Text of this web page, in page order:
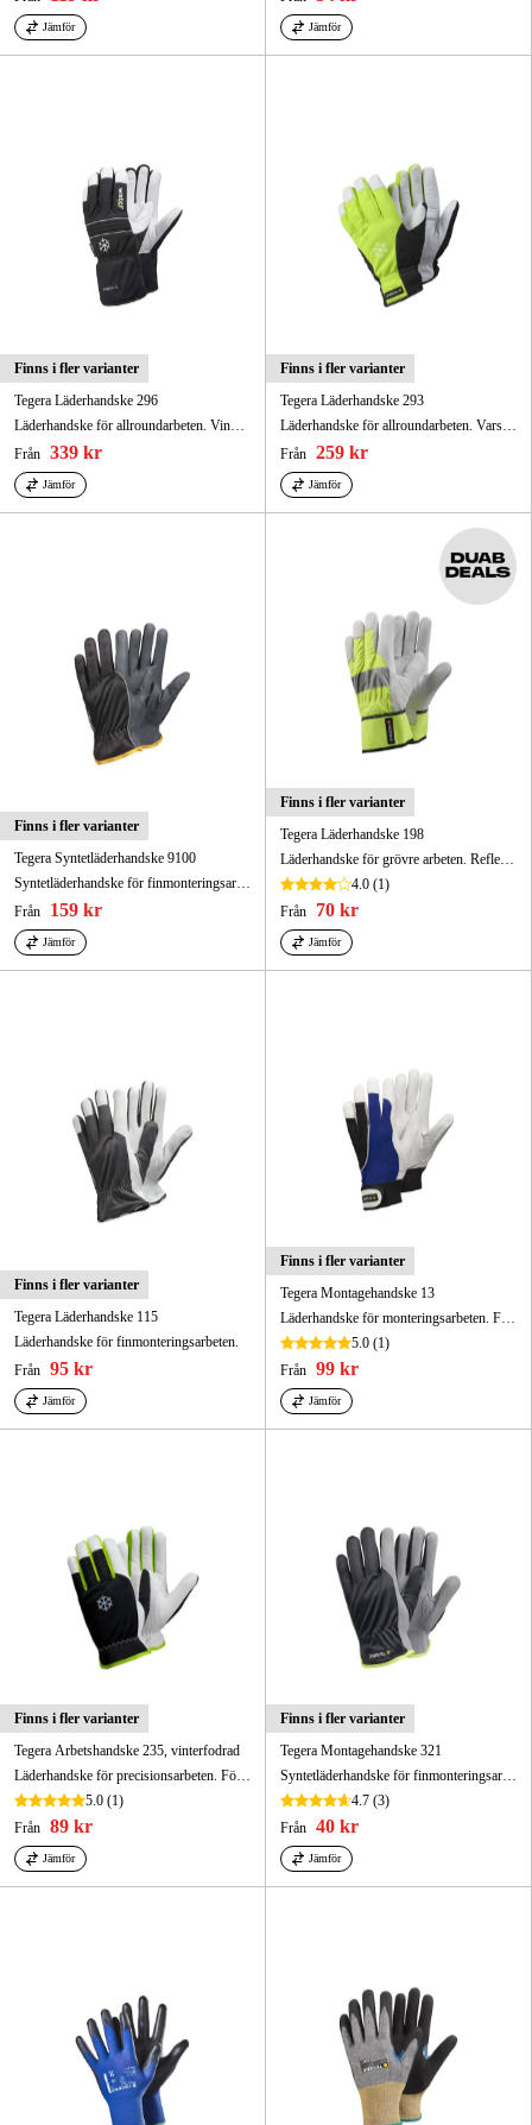
Jämför Jämför
Finns i fler varianter
Tegera Läderhandske 296
Läderhandske för allroundarbeten. Vind- och vattentät ovanhand, vattentät.
Från 339 kr
Jämför
Finns i fler varianter
Tegera Läderhandske 293
Läderhandske för allroundarbeten. Varselfärg, vind- och vattentät ovanhand, vattentät.
Från 259 kr
Jämför
Finns i fler varianter
Tegera Syntetläderhandske 9100
Syntetläderhandske för finmonteringsarbeten. Kromfri, förstärkt pekfinger.
Från
159 kr
Jämför
Finns i fler varianter
Tegera Läderhandske 198
Läderhandske för grövre arbeten. Reflex, varselfärg.
4.0 (1)
Från
70 kr
Jämför
Finns i fler varianter
Tegera Läderhandske 115
Läderhandske för finmonteringsarbeten.
Från 95 kr
Jämför
Finns i fler varianter
Tegera Montagehandske 13
5.0 (1)
Från 99 kr
Jämför
Finns i fler varianter
Tegera Arbetshandske 235, vinterfodrad
Läderhandske för precisionsarbeten. Förstärkt pekfinger, förstärkta fingertoppar.
5.0 (1)
Från 89 kr
Jämför
Finns i fler varianter
Tegera Montagehandske 321
Syntetläderhandske för finmonteringsarbeten. Kromfri, förstärkt pekfinger.
4.7 (3)
Från 40 kr
Jämför